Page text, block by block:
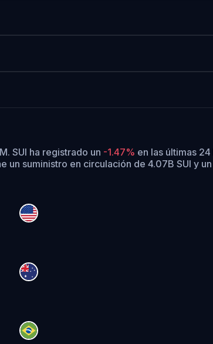
SUI ha registrado un -1.47% en las últimas 24
un suministro en circulación de 4.07B SUI y